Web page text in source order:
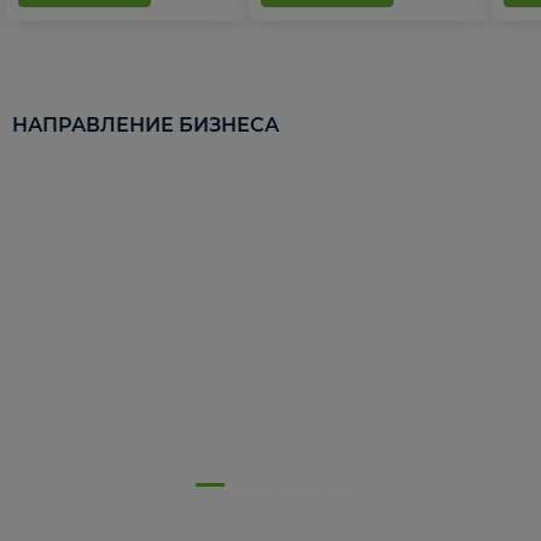
НАПРАВЛЕНИЕ БИЗНЕСА